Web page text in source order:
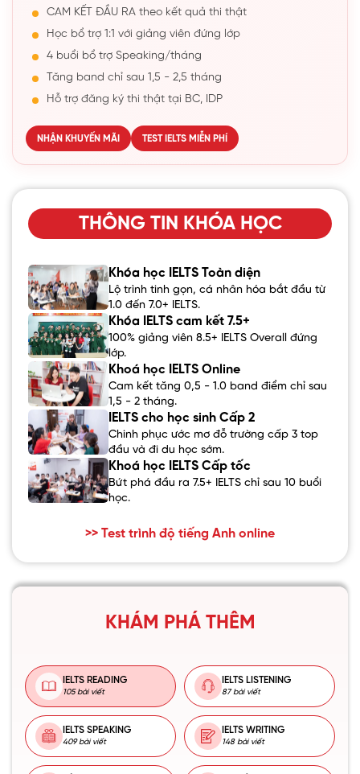
CAM KẾT ĐẦU RA theo kết quả thi thật
Học bổ trợ 1:1 với giảng viên đứng lớp
4 buổi bổ trợ Speaking/tháng
Tăng band chỉ sau 1,5 - 2,5 tháng
Hỗ trợ đăng ký thi thật tại BC, IDP
NHẬN KHUYẾN MÃI TEST IELTS MIỄN PHÍ
THÔNG TIN KHÓA HỌC
Khóa học IELTS Toàn diện
Lộ trình tinh gọn, cá nhân hóa bắt đầu từ
1.0 đến 7.0+ IELTS.
Khóa IELTS cam kết 7.5+
100% giảng viên 8.5+ IELTS Overall đứng
lớp.
Khoá học IELTS Online
Cam kết tăng 0,5 - 1.0 band điểm chỉ sau
1,5 - 2 tháng.
IELTS cho học sinh Cấp 2
Chinh phục ước mơ đỗ trường cấp 3 top
đầu và đi du học sớm.
Khoá học IELTS Cấp tốc
Bứt phá đầu ra 7.5+ IELTS chỉ sau 10 buổi
học.
>> Test trình độ tiếng Anh online
KHÁM PHÁ THÊM
IELTS READING
105 bài viết
IELTS LISTENING
87 bài viết
IELTS SPEAKING
409 bài viết
IELTS WRITING
148 bài viết